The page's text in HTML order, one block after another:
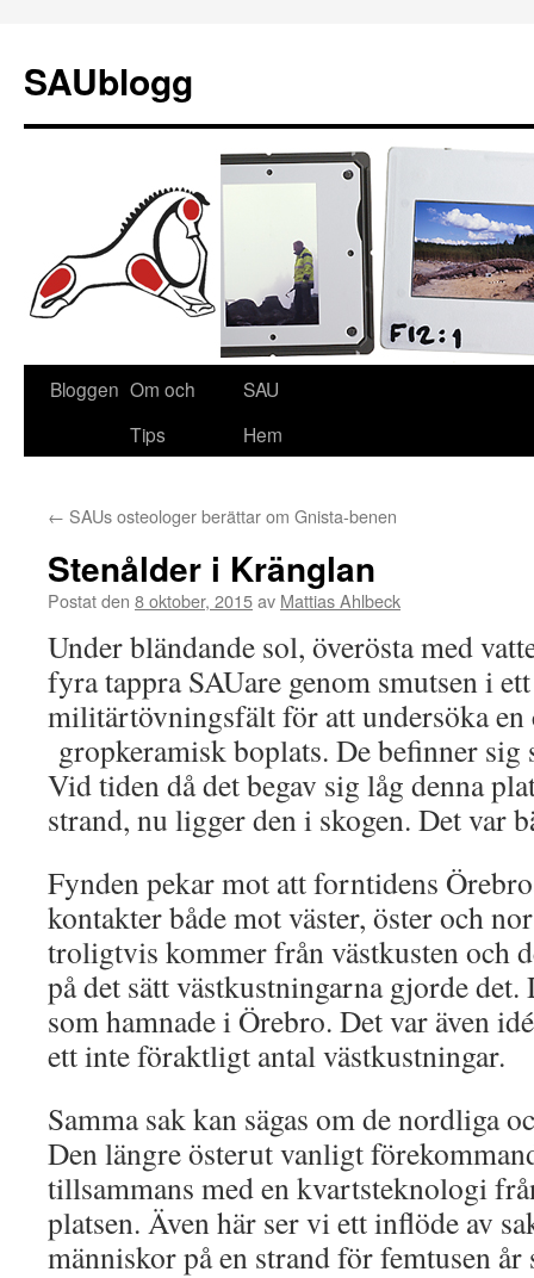
SAUblogg
GåBloggen Om och
Tips
SAU
Hem
← SAUs osteologer berättar om Gnista-benen
Stenålder i Kränglan
Postat den 8 oktober, 2015av Mattias Ahlbeck
Under bländande sol, överösta med
fyra tappra SAUare genom smutsen i
militärtövningsfält för att undersöka en
gropkeramisk boplats. De befinner
Vid tiden då det begav sig låg denna
strand, nu ligger den i skogen. Det
Fynden pekar mot att forntidens
kontakter både mot väster, öster och
troligtvis kommer från västkusten och
på det sätt västkustningarna gjorde det.
som hamnade i Örebro. Det var även
ett inte föraktligt antal västkustningar.
Samma sak kan sägas om de nordliga
Den längre österut vanligt
tillsammans med en kvartsteknologi
platsen. Även här ser vi ett inflöde av
människor på en strand för femtusen år